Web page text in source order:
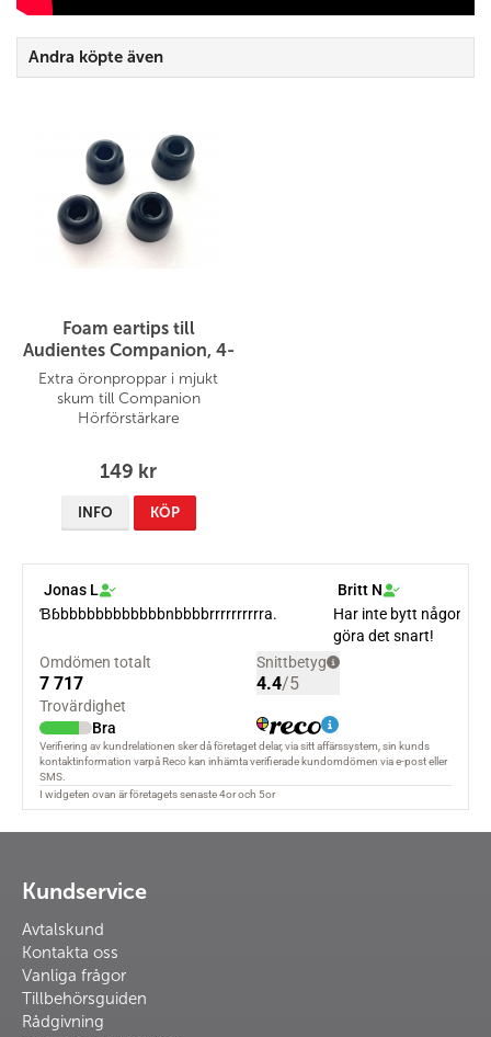
Andra köpte även
Foam eartips till
Audientes Companion, 4-
pack
Extra öronproppar i mjukt
skum till Companion
Hörförstärkare
149 kr
INFO KÖP
Kundservice
Avtalskund
Kontakta oss
Vanliga frågor
Tillbehörsguiden
Rådgivning